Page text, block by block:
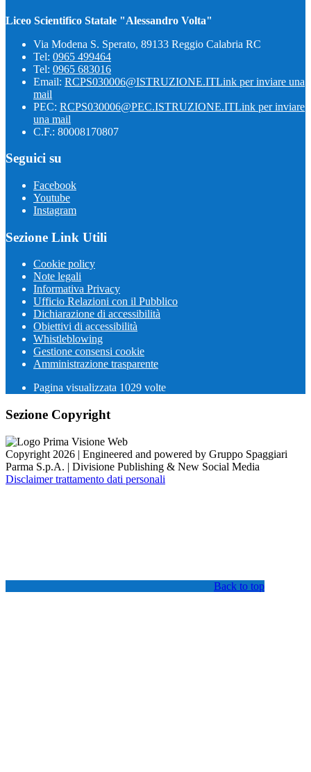
Liceo Scientifico Statale "Alessandro Volta"
Via Modena S. Sperato, 89133 Reggio Calabria RC
Tel: 0965 499464
Tel: 0965 683016
Email: RCPS030006@ISTRUZIONE.ITLink per inviare una
mail
PEC: RCPS030006@PEC.ISTRUZIONE.ITLink per inviare
una mail
C.F.: 80008170807
Seguici su
Facebook
Youtube
Instagram
Sezione Link Utili
Cookie policy
Note legali
Informativa Privacy
Ufficio Relazioni con il Pubblico
Dichiarazione di accessibilità
Obiettivi di accessibilità
Whistleblowing
Gestione consensi cookie
Amministrazione trasparente
Pagina visualizzata 1029 volte
Sezione Copyright
Copyright 2026 | Engineered and powered by Gruppo Spaggiari
Parma S.p.A. | Divisione Publishing & New Social Media
Disclaimer trattamento dati personali
Back to top